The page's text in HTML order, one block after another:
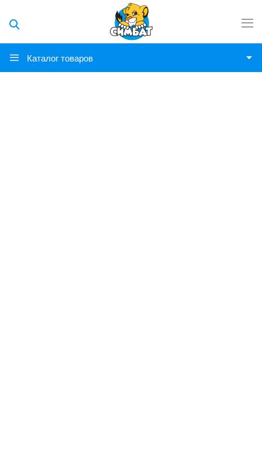
Каталог товаров